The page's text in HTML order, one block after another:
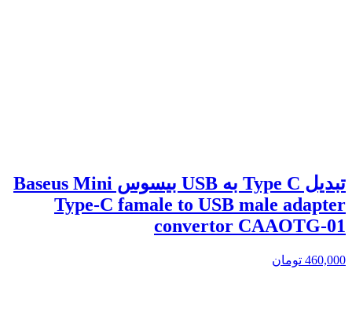
تبدیل Type C به USB بیسوس Baseus Mini
Type-C famale to USB male adapter
convertor CAAOTG-01
460,000 تومان